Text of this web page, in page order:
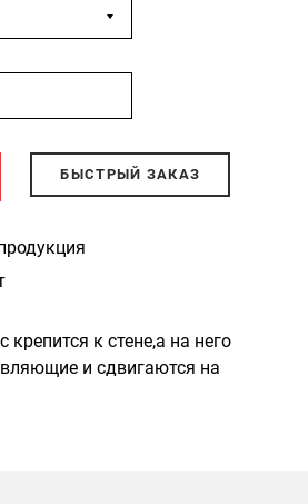
БЫСТРЫЙ ЗАКАЗ
к стене,а на него
и сдвигаются на